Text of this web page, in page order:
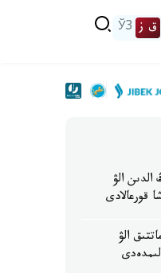
ق ز ЎЗ
الدىن الۋ
قورعالادى
الۋ